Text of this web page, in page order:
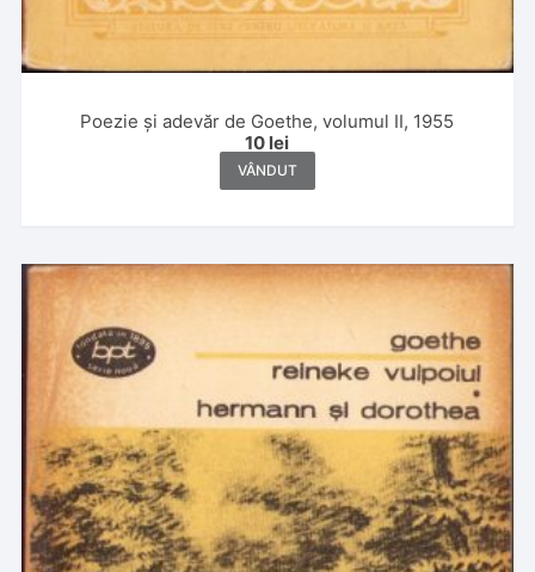
Poezie și adevăr de Goethe, volumul II, 1955
10 lei
VÂNDUT